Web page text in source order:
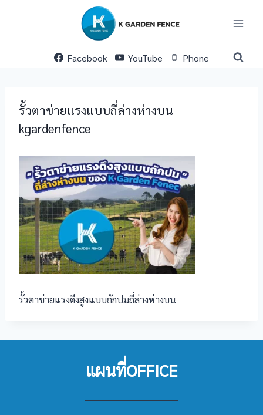
Facebook
YouTube Phone
รั้วตาข่ายแรงแบบถี่ล่างห่างบน
kgardenfence
รั้วตาข่ายแรงดึงสูงแบบถักปมถี่ล่างห่างบน
แผนที่OFFICE